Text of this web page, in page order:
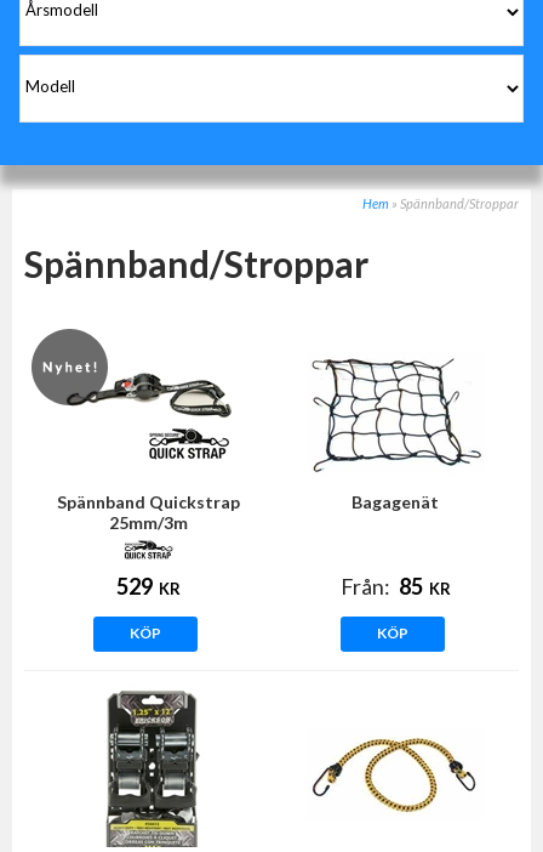
Hem » Spännband/Stroppar
Spännband/Stroppar
Spännband Quickstrap
25mm/3m
529 KR
KÖP
Bagagenät
Från: 85 KR
KÖP